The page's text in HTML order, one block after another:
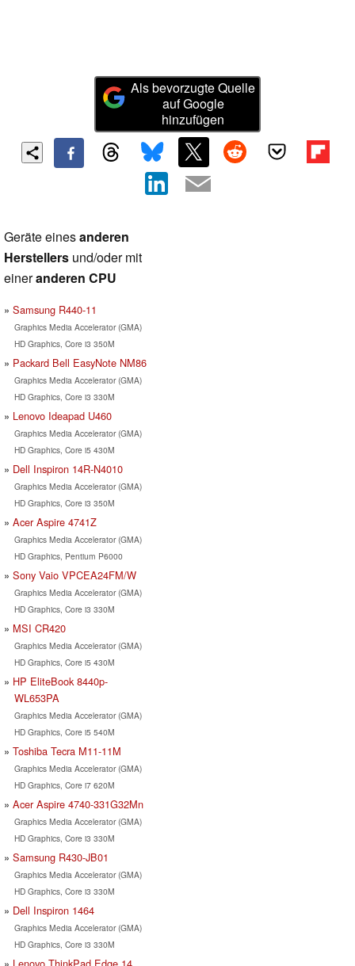
Als bevorzugte Quelle
auf Google
hinzufügen
Geräte einesanderen
Herstellers und/oder mit
eineranderen CPU
Samsung R440-11
Graphics Media Accelerator (GMA)
HD Graphics, Core i3 350M
Packard Bell EasyNote NM86
Graphics Media Accelerator (GMA)
HD Graphics, Core i3 330M
Lenovo Ideapad U460
Graphics Media Accelerator (GMA)
HD Graphics, Core i5 430M
Dell Inspiron 14R-N4010
Graphics Media Accelerator (GMA)
HD Graphics, Core i3 350M
Acer Aspire 4741Z
Graphics Media Accelerator (GMA)
HD Graphics, Pentium P6000
Sony Vaio VPCEA24FM/W
Graphics Media Accelerator (GMA)
HD Graphics, Core i3 330M
MSI CR420
Graphics Media Accelerator (GMA)
HD Graphics, Core i5 430M
HP EliteBook 8440p-
WL653PA
Graphics Media Accelerator (GMA)
HD Graphics, Core i5 540M
Toshiba Tecra M11-11M
Graphics Media Accelerator (GMA)
HD Graphics, Core i7 620M
Acer Aspire 4740-331G32Mn
Graphics Media Accelerator (GMA)
HD Graphics, Core i3 330M
Samsung R430-JB01
Graphics Media Accelerator (GMA)
HD Graphics, Core i3 330M
Dell Inspiron 1464
Graphics Media Accelerator (GMA)
HD Graphics, Core i3 330M